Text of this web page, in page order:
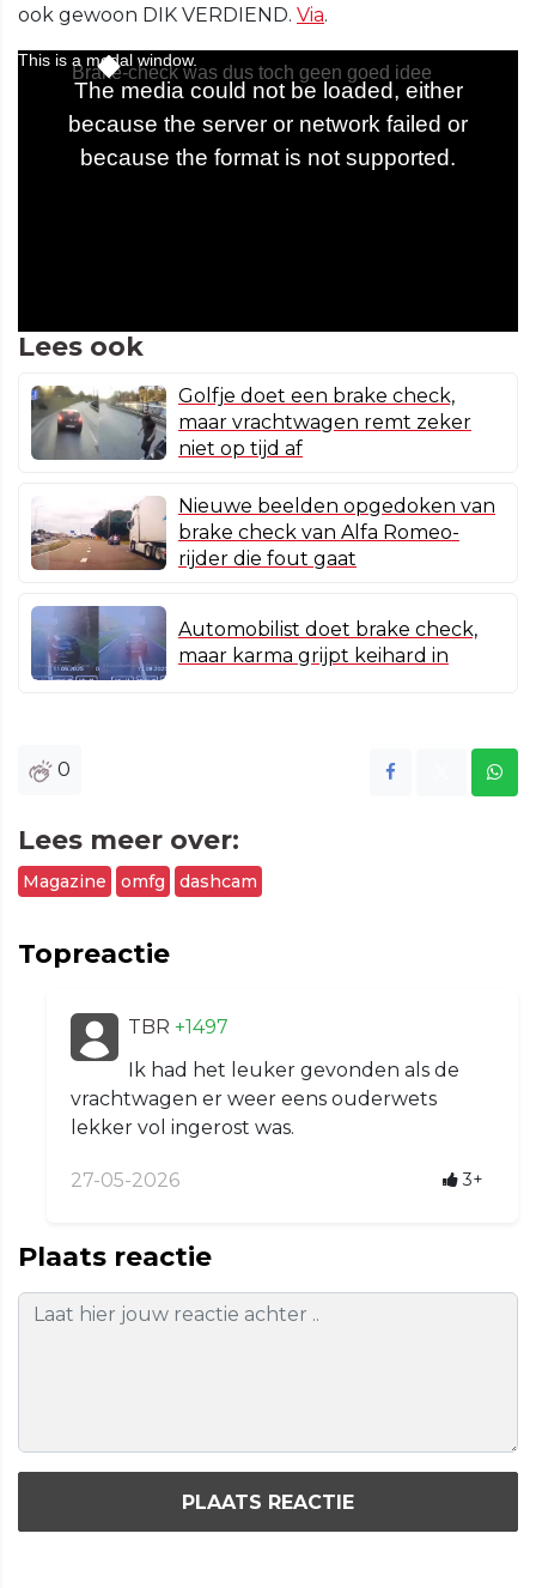
ook gewoon DIK VERDIEND. Via.
Lees ook
Golfje doet een brake check,
maar vrachtwagen remt zeker
niet op tijd af
Nieuwe beelden opgedoken van
brake check van Alfa Romeo-
rijder die fout gaat
Automobilist doet brake check,
maar karma grijpt keihard in
0
Lees meer over:
Magazine omfg dashcam
Topreactie
TBR +1497
Ik had het leuker gevonden als de
vrachtwagen er weer eens ouderwets
lekker vol ingerost was.
27-05-2026 3+
Plaats reactie
PLAATS REACTIE